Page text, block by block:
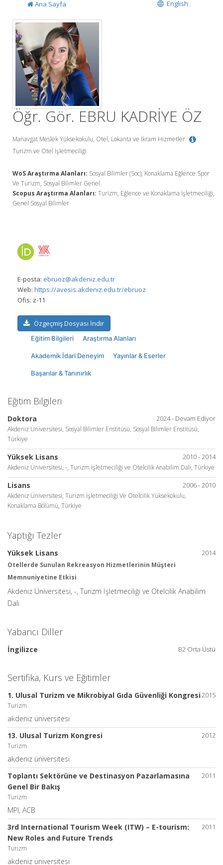
English
Ana Sayfa
Öğr. Gör. EBRU KADRİYE ÖZ
Manavgat Meslek Yüksekokulu, Otel, Lokanta ve İkram Hizmetler
Turizm ve Otel İşletmeciliği
WoS Araştırma Alanları: Sosyal Bilimler (Soc), Konaklama Eğlence Spor
Ve Turizm, Sosyal Bilimler Genel
Scopus Araştırma Alanları: Turizm, Eğlence ve Konaklama İşletmeciliği,
Genel Sosyal Bilimler
E-posta: ebruoz@akdeniz.edu.tr
Web: https://avesis.akdeniz.edu.tr/ebruoz
Ofis: z-11
Özgeçmiş Dosyası İndir
Eğitim Bilgileri Araştırma Alanları
Akademik İdari Deneyim Yayınlar & Eserler
Başarılar & Tanınırlık
Eğitim Bilgileri
2024 - Devam Ediyor
Doktora
Akdeniz Üniversitesi, Sosyal Bilimler Enstitüsü, Sosyal Bilimler Enstitüsü,
Türkiye
2010 - 2014
Yüksek Lisans
Akdeniz Üniversitesi, -, Turizm İşletmeciliği ve Otelcilik Anabilim Dalı, Türkiye
2006 - 2010
Lisans
Akdeniz Üniversitesi, Turizm İşletmeciliği Ve Otelcilik Yüksekokulu,
Konaklama Bölümü, Türkiye
Yaptığı Tezler
2014
Yüksek Lisans
Otellerde Sunulan Rekreasyon Hizmetlerinin Müşteri
Memnuniyetine Etkisi
Akdeniz Üniversitesi, -, Turizm İşletmeciliği ve Otelcilik Anabilim
Dalı
Yabancı Diller
B2 Orta Üstü
İngilizce
Sertifika, Kurs ve Eğitimler
2015
1. Ulusal Turizm ve Mikrobiyal Gıda Güvenliği Kongresi
Turizm
akdeniz üniversitesi
2012
13. Ulusal Turizm Kongresi
Turizm
akdeniz üniversitesi
2011
Toplantı Sektörüne ve Destinasyon Pazarlamasına
Genel Bir Bakış
Turizm
MPI, ACB
2011
3rd International Tourism Week (ITW) – E-tourism:
New Roles and Future Trends
Turizm
akdeniz üniversitesi